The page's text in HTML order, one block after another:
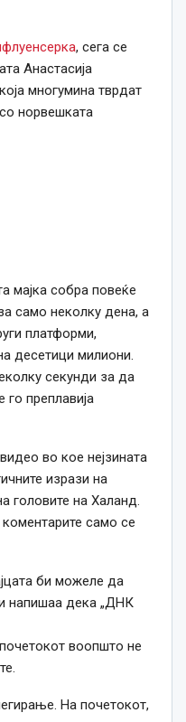
, сега се
Анастасија
многумина тврдат
норвешката
мајка собра повеќе
само неколку дена, а
платформи,
десетици милиони.
секунди за да
преплавија
во кое нејзината
изрази на
головите на Халанд.
само се
би можеле да
напишаа дека „ДНК
воопшто не
На почетокот,